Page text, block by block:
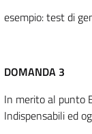
esempio: test di
DOMANDA 3
In merito al punto
Indispensabili ed